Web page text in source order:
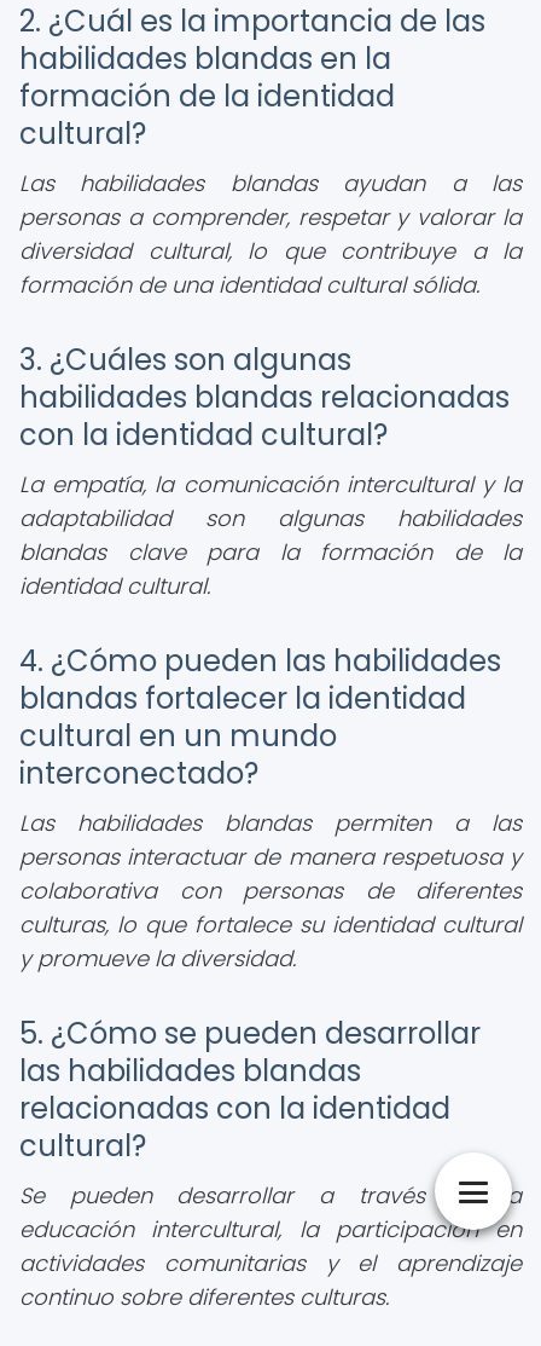
2. ¿Cuál es la importancia de las
habilidades blandas en la
formación de la identidad
cultural?
Las habilidades blandas ayudan a las
personas a comprender, respetar y valorar la
diversidad cultural, lo que contribuye a la
formación de una identidad cultural sólida.
3. ¿Cuáles son algunas
habilidades blandas relacionadas
con la identidad cultural?
La empatía, la comunicación intercultural y la
adaptabilidad son algunas habilidades
blandas clave para la formación de la
identidad cultural.
4. ¿Cómo pueden las habilidades
blandas fortalecer la identidad
cultural en un mundo
interconectado?
Las habilidades blandas permiten a las
personas interactuar de manera respetuosa y
colaborativa con personas de diferentes
culturas, lo que fortalece su identidad cultural
y promueve la diversidad.
5. ¿Cómo se pueden desarrollar
las habilidades blandas
relacionadas con la identidad
cultural?
Se pueden desarrollar a través de la
educación intercultural, la participación en
actividades comunitarias y el aprendizaje
continuo sobre diferentes culturas.